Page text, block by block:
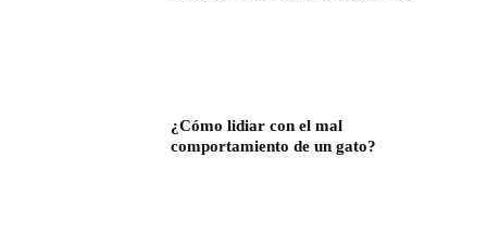
¿Cómo lidiar con el mal
comportamiento de un gato?